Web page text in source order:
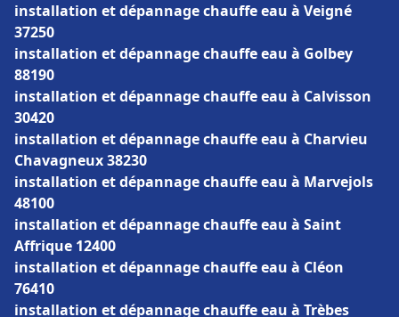
installation et dépannage chauffe eau à Veigné
37250
installation et dépannage chauffe eau à Golbey
88190
installation et dépannage chauffe eau à Calvisson
30420
installation et dépannage chauffe eau à Charvieu
Chavagneux 38230
installation et dépannage chauffe eau à Marvejols
48100
installation et dépannage chauffe eau à Saint
Affrique 12400
installation et dépannage chauffe eau à Cléon
76410
installation et dépannage chauffe eau à Trèbes